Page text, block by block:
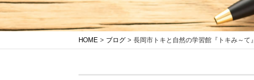
HOME > ブログ > 長岡市トキと自然の学習館『トキみ～て』